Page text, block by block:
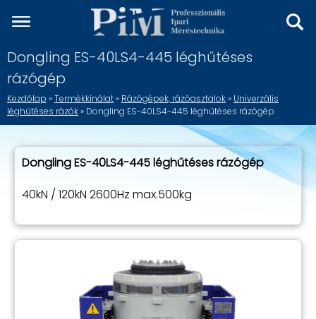
Dongling ES-40LS4-445 léghűtéses
rázógép
Kezdőlap »Termékkínálat» Rázógépek, rázóasztalok» Univerzális
léghűtéses rázók» Dongling ES-40LS4-445 léghűtéses rázógép
Dongling ES-40LS4-445 léghűtéses rázógép
40kN / 120kN 2600Hz max.500kg